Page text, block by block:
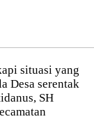
situasi yang
Desa serentak
SH